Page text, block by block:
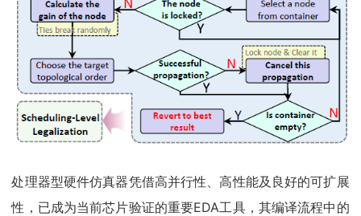
处理器型硬件仿真器凭借高并行性、高性能及良好的可扩展
性，已成为当前芯片验证的重要EDA工具，其编译流程中的